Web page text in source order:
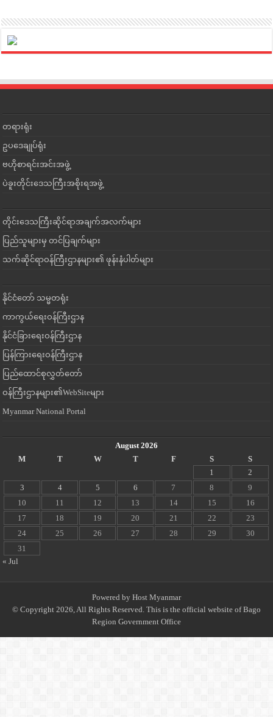
တရားရုံး
ဥပဒေချုပ်ရုံး
ဗဟိုစာရင်းအင်းအဖွဲ့
ပဲခူးတိုင်းဒေသကြီးအစိုးရအဖွဲ့
တိုင်းဒေသကြီးဆိုင်ရာအချက်အလက်များ
ပြည်သူများမှ တင်ပြချက်များ
သက်ဆိုင်ရာဝန်ကြီးဌာနများ၏ ဖုန်းနံပါတ်များ
နိုင်ငံတော် သမ္မတရုံး
ကာကွယ်ရေးဝန်ကြီးဌာန
နိုင်ငံခြားရေးဝန်ကြီးဌာန
ပြန်ကြားရေးဝန်ကြီးဌာန
ပြည်ထောင်စုလွှတ်တော်
ဝန်ကြီးဌာနများ၏WebSiteများ
Myanmar National Portal
August 2026
M
T W T F S
S
1
2
3
4 5 6 7 8
9
10
11 12 13 14 15
16
17
18 19 20 21 22
23
24
25 26 27 28 29
30
31
« Jul
Powered by Host Myanmar
© Copyright 2026, All Rights Reserved. This is the official website of Bago
Region Government Office